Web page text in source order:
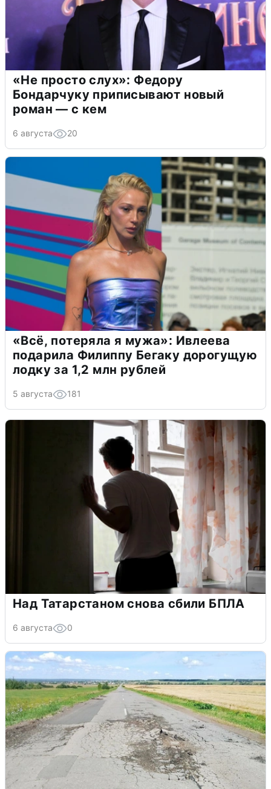
«Не просто слух»: Федору
Бондарчуку приписывают новый
роман — с кем
6 августа 20
«Всё, потеряла я мужа»: Ивлеева
подарила Филиппу Бегаку дорогущую
лодку за 1,2 млн рублей
5 августа 181
Над Татарстаном снова сбили БПЛА
6 августа 0